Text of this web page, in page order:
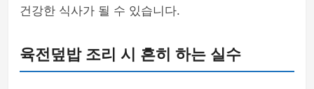
건강한 식사가 될 수 있습니다.
육전덮밥 조리 시 흔히 하는 실수